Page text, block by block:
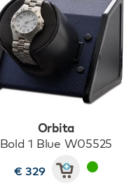
Orbita
Bold 1 Blue W05525
€ 329